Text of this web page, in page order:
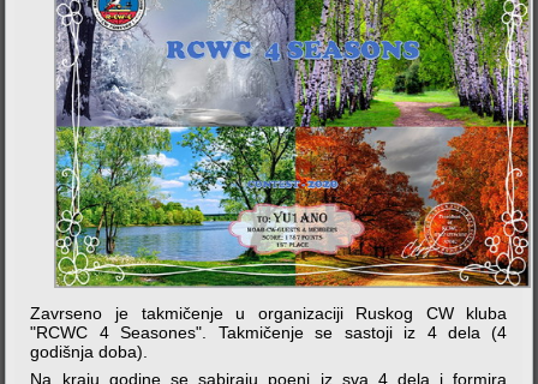
Zavrseno je takmičenje u organizaciji Ruskog CW kluba
"RCWC 4 Seasones". Takmičenje se sastoji iz 4 dela (4
godišnja doba).
Na kraju godine se sabiraju poeni iz sva 4 dela i formira